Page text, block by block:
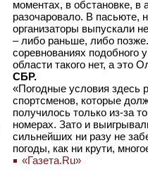
моментах, в обстановке, в
разочаровало. В пасьюте,
организаторы выпускали
– либо раньше, либо
соревнованиях подобного
области такого нет, а это
СБР.
«Погодные условия здесь
спортсменов, которые
получилось только из-за
номерах. Зато и
сильнейших ни разу не
погоды, как ни крути,
«Газета.Ru»